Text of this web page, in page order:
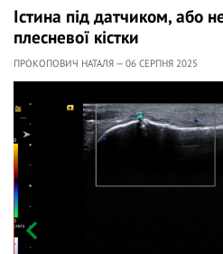
Істина під датчиком, або
плесневої кістки
ПРОКОПОВИЧ НАТАЛЯ — 06 СЕРПНЯ 2025